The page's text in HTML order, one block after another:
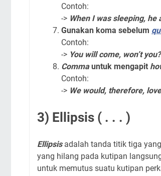
Contoh:
-> When I was sleeping, he
Gunakan koma sebelum
Contoh:
-> You will come, won’t you?
Commauntuk mengapit
Contoh:
-> We would, therefore,
3) Ellipsis ( . . . )
Ellipsisadalah tanda titik tiga
yang hilang pada kutipan
untuk memutus suatu kutipan